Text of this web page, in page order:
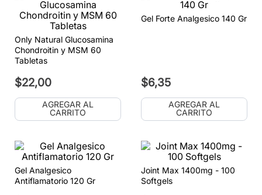
Only Natural Glucosamina
Chondroitin y MSM 60
Tabletas
$22,00
AGREGAR AL
CARRITO
Gel Forte Analgesico 140 Gr
$6,35
AGREGAR AL
CARRITO
Gel Analgesico
Antiflamatorio 120 Gr
Joint Max 1400mg - 100
Softgels